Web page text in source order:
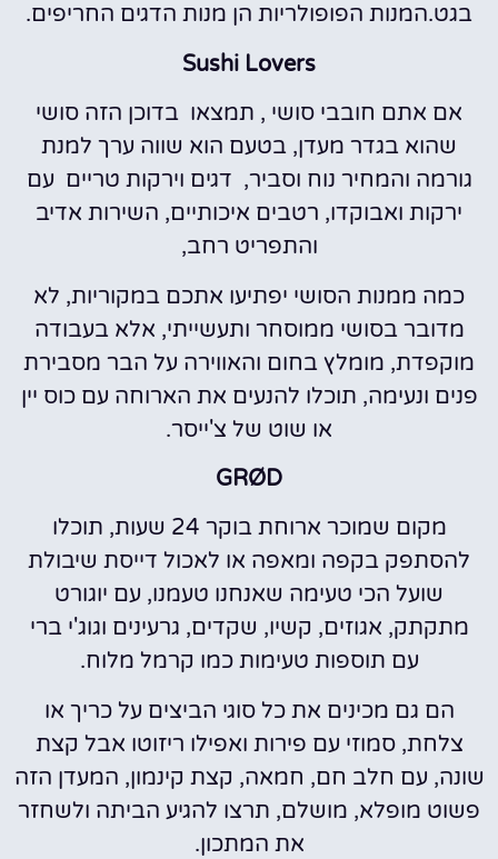
בגט.המנות הפופולריות הן מנות הדגים החריפים.
Sushi Lovers
אם אתם חובבי סושי , תמצאו בדוכן הזה סושי
שהוא בגדר מעדן, בטעם הוא שווה ערך למנת
גורמה והמחיר נוח וסביר, דגים וירקות טריים עם
ירקות ואבוקדו, רטבים איכותיים, השירות אדיב
והתפריט רחב,
כמה ממנות הסושי יפתיעו אתכם במקוריות, לא
מדובר בסושי ממוסחר ותעשייתי, אלא בעבודה
מוקפדת, מומלץ בחום והאווירה על הבר מסבירת
פנים ונעימה, תוכלו להנעים את הארוחה עם כוס יין
או שוט של צ'ייסר.
GRØD
מקום שמוכר ארוחת בוקר 24 שעות, תוכלו
להסתפק בקפה ומאפה או לאכול דייסת שיבולת
שועל הכי טעימה שאנחנו טעמנו, עם יוגורט
מתקתק, אגוזים, קשיו, שקדים, גרעינים וגוג'י ברי
עם תוספות טעימות כמו קרמל מלוח.
הם גם מכינים את כל סוגי הביצים על כריך או
צלחת, סמוזי עם פירות ואפילו ריזוטו אבל קצת
שונה, עם חלב חם, חמאה, קצת קינמון, המעדן הזה
פשוט מופלא, מושלם, תרצו להגיע הביתה ולשחזר
את המתכון.